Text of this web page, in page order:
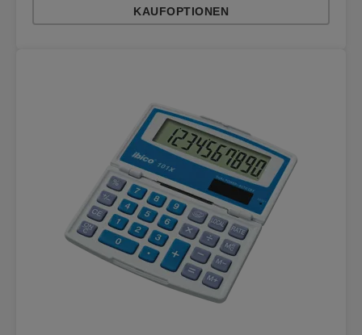
KAUFOPTIONEN